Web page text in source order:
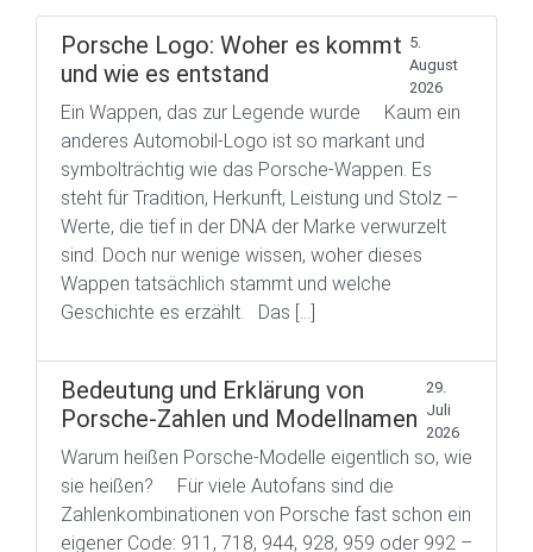
Porsche Logo: Woher es kommt
und wie es entstand
5.
August
2026
Ein Wappen, das zur Legende wurde Kaum ein
anderes Automobil-Logo ist so markant und
symbolträchtig wie das Porsche-Wappen. Es
steht für Tradition, Herkunft, Leistung und Stolz –
Werte, die tief in der DNA der Marke verwurzelt
sind. Doch nur wenige wissen, woher dieses
Wappen tatsächlich stammt und welche
Geschichte es erzählt. Das […]
Bedeutung und Erklärung von
Porsche-Zahlen und Modellnamen
29.
Juli
2026
Warum heißen Porsche-Modelle eigentlich so, wie
sie heißen? Für viele Autofans sind die
Zahlenkombinationen von Porsche fast schon ein
eigener Code: 911, 718, 944, 928, 959 oder 992 –